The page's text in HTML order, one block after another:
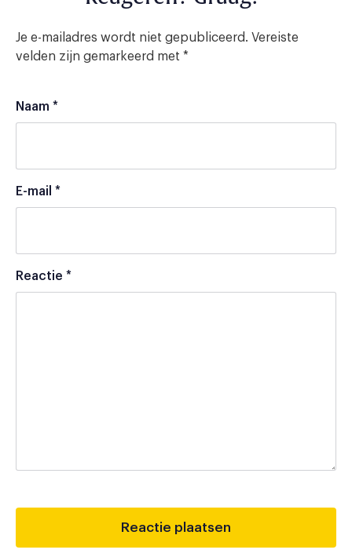
Je e-mailadres wordt niet gepubliceerd. Vereiste
velden zijn gemarkeerd met *
Naam *
E-mail *
Reactie *